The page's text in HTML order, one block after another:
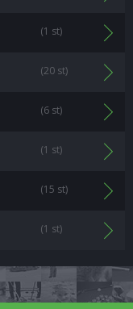
(1 st)
(20 st)
(6 st)
(1 st)
(15 st)
(1 st)